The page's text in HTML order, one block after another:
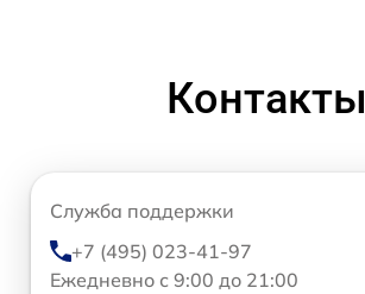
Контакты
Служба поддержки
+7 (495) 023-41-97
Ежедневно с 9:00 до 21:00